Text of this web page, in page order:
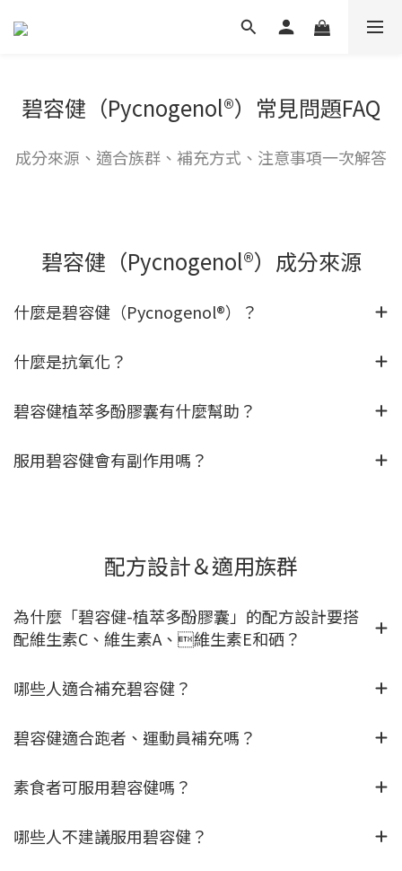
碧容健（Pycnogenol®）常見問題FAQ
成分來源、適合族群、補充方式、注意事項一次解答
碧容健（Pycnogenol®）成分來源
什麼是碧容健（Pycnogenol®）？
什麼是抗氧化？
碧容健植萃多酚膠囊有什麼幫助？
服用碧容健會有副作用嗎？
配方設計＆適用族群
為什麼「碧容健-植萃多酚膠囊」的配方設計要搭
配維生素C、維生素A、維生素E和硒？
哪些人適合補充碧容健？
碧容健適合跑者、運動員補充嗎？
素食者可服用碧容健嗎？
哪些人不建議服用碧容健？